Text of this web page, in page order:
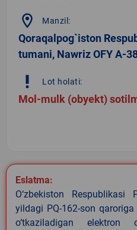
location_on Manzil:
Qoraqalpog`iston
tumani, Nawriz OFY A-
priority_high Lot holati:
Mol-mulk (obyekt)
Eslatma:
O‘zbekiston Respublikasi
yildagi PQ-162-son
o‘tkaziladigan elektron